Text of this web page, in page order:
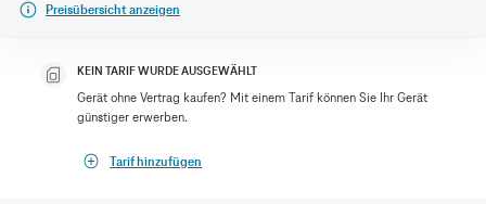
Preisübersicht anzeigen
KEIN TARIF WURDE AUSGEWÄHLT
Gerät ohne Vertrag kaufen? Mit einem Tarif können Sie Ihr Gerät
günstiger erwerben.
Tarif hinzufügen